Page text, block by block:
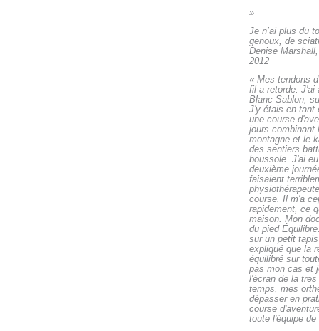
»
Je n’ai plus du
genoux, de
Denise
2012
« Mes tendons
fil a retorde. J'ai
Blanc-Sablon,
J'y étais en tant
une course
jours combinant
montagne et le
des sentiers
boussole. J'ai
deuxième
faisaient
course. Il m'a
rapidement, ce
maison. Mon
du pied
sur un petit
expliqué que la
équilibré sur
pas mon cas et
l'écran de la
temps, mes
dépasser en
course
toute l'équipe